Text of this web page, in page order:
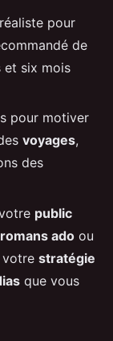
réaliste pour
de
et six mois
pour motiver
voyages,
des
public
romans ado ou
votre stratégie
que vous